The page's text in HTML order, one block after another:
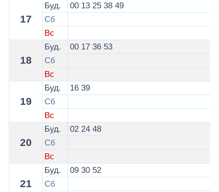
17
Буд. 00 13 25 38 49
Сб
Вс
18
Буд. 00 17 36 53
Сб
Вс
19
Буд. 16 39
Сб
Вс
20
Буд. 02 24 48
Сб
Вс
21
Буд. 09 30 52
Сб